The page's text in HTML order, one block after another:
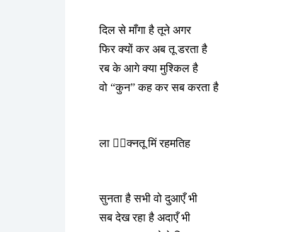
दिल से माँगा है तूने अगर
फिर क्यों कर अब तू डरता है
रब के आगे क्या मुश्किल है
वो “कुन” कह कर सब करता है
ला तَक्नतू मिं रहमतिह
सुनता है सभी वो दुआएँ भी
सब देख रहा है अदाएँ भी